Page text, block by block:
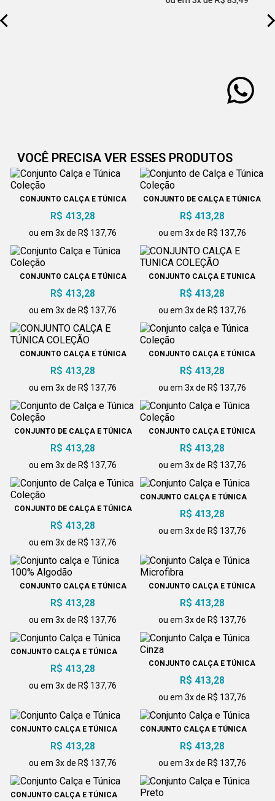
VOCÊ PRECISA VER ESSES PRODUTOS
CONJUNTO CALÇA E TÚNICA
COLEÇÃO
R$ 413,28
ou em 3x de R$ 137,76
CONJUNTO DE CALÇA E TÚNICA
COLEÇÃO
R$ 413,28
ou em 3x de R$ 137,76
CONJUNTO CALÇA E TÚNICA
COLEÇÃO
R$ 413,28
ou em 3x de R$ 137,76
CONJUNTO CALÇA E TUNICA
COLEÇÃO
R$ 413,28
ou em 3x de R$ 137,76
CONJUNTO CALÇA E TÚNICA
COLEÇÃO
R$ 413,28
ou em 3x de R$ 137,76
CONJUNTO CALÇA E TÚNICA
COLEÇÃO
R$ 413,28
ou em 3x de R$ 137,76
CONJUNTO DE CALÇA E TÚNICA
COLEÇÃO
R$ 413,28
ou em 3x de R$ 137,76
CONJUNTO CALÇA E TÚNICA
COLEÇÃO
R$ 413,28
ou em 3x de R$ 137,76
CONJUNTO DE CALÇA E TÚNICA
COLEÇÃO
R$ 413,28
ou em 3x de R$ 137,76
CONJUNTO CALÇA E TÚNICA
R$ 413,28
ou em 3x de R$ 137,76
CONJUNTO CALÇA E TÚNICA
100% ALGODÃO
R$ 413,28
ou em 3x de R$ 137,76
CONJUNTO CALÇA E TÚNICA
MICROFIBRA
R$ 413,28
ou em 3x de R$ 137,76
CONJUNTO CALÇA E TÚNICA
R$ 413,28
ou em 3x de R$ 137,76
CONJUNTO CALÇA E TÚNICA
R$ 413,28
ou em 3x de R$ 137,76
CONJUNTO CALÇA E TÚNICA
R$ 413,28
ou em 3x de R$ 137,76
CONJUNTO CALÇA E TÚNICA
R$ 413,28
ou em 3x de R$ 137,76
CONJUNTO CALÇA E TÚNICA